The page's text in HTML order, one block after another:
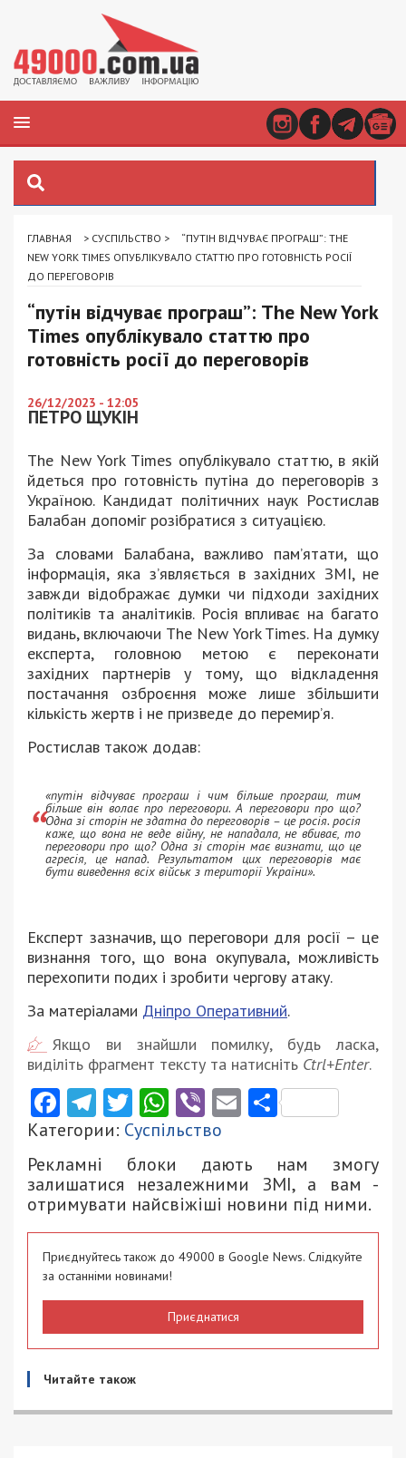
ГЛАВНАЯ > СУСПІЛЬСТВО >
“ПУТІН ВІДЧУВАЄ ПРОГРАШ”: THE
NEW YORK TIMES ОПУБЛІКУВАЛО СТАТТЮ ПРО ГОТОВНІСТЬ РОСІЇ
ДО ПЕРЕГОВОРІВ
“путін відчуває програш”: The New York
Times опублікувало статтю про
готовність росії до переговорів
26/12/2023 - 12:05
ПЕТРО ЩУКІН
The New York Times опублікувало статтю, в якій
йдеться про готовність путіна до переговорів з
Україною. Кандидат політичних наук Ростислав
Балабан допоміг розібратися з ситуацією.
За словами Балабана, важливо пам’ятати, що
інформація, яка з’являється в західних ЗМІ, не
завжди відображає думки чи підходи західних
політиків та аналітиків. Росія впливає на багато
видань, включаючи The New York Times. На думку
експерта, головною метою є переконати
західних партнерів у тому, що відкладення
постачання озброєння може лише збільшити
кількість жертв і не призведе до перемир’я.
Ростислав також додав:
«путін відчуває програш і чим більше програш, тим
більше він волає про переговори. А переговори про що?
Одна зі сторін не здатна до переговорів – це росія. росія
каже, що вона не веде війну, не нападала, не вбиває, то
переговори про що? Одна зі сторін має визнати, що це
агресія, це напад. Результатом цих переговорів має
бути виведення всіх військ з території України».
Експерт зазначив, що переговори для росії – це
визнання того, що вона окупувала, можливість
перехопити подих і зробити чергову атаку.
За матеріалами Дніпро Оперативний.
Якщо ви знайшли помилку, будь ласка,
виділіть фрагмент тексту та натисніть Ctrl+Enter.
Facebook
Telegram
Twitter
WhatsApp
ViberEmail
Категории: Суспільство
Рекламні блоки дають нам змогу
залишатися незалежними ЗМІ, а вам -
отримувати найсвіжіші новини під ними.
Приєднуйтесь також до 49000 в Google News. Слідкуйте
за останніми новинами!
Приєднатися
Читайте також